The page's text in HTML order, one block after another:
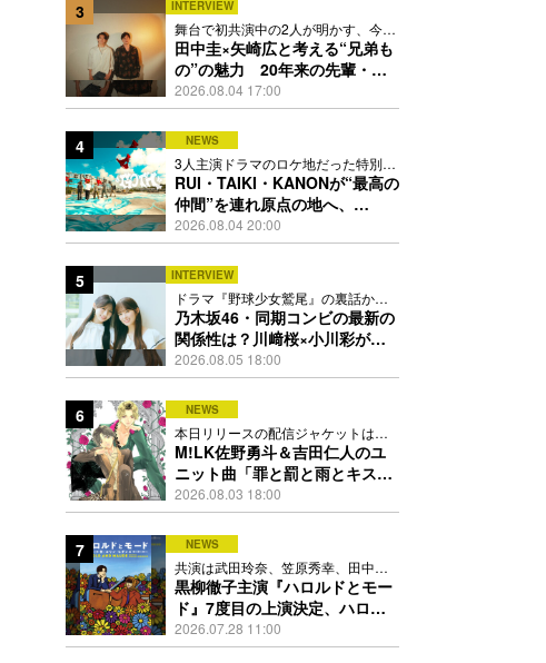
3 INTERVIEW
舞台で初共演中の2人が明かす、今の
自分をつくる恩人の存在
田中圭×矢崎広と考える“兄弟も
の”の魅力 20年来の先輩・後
輩が初めて見つけた互いの共通
点とは
2026.08.04 17:00
4 NEWS
3人主演ドラマのロケ地だった特別な
場所で撮影を敢行
RUI・TAIKI・KANONが“最高の
仲間”を連れ原点の地へ、
STARGLOW「GOTH」ダンス
映像公開
2026.08.04 20:00
5 INTERVIEW
ドラマ『野球少女鷲尾』の裏話から
隠れた素顔にたっぷり迫る
乃木坂46・同期コンビの最新の
関係性は？川﨑桜×小川彩が明
かす互いの推しポイント
2026.08.05 18:00
6 NEWS
本日リリースの配信ジャケットは
PEACH-PITが描き下ろし
M!LK佐野勇斗＆吉田仁人のユ
ニット曲「罪と罰と雨とキス」
MV公開、2人が霧雨と共に舞い
踊る
2026.08.03 18:00
7 NEWS
共演は武田玲奈、笠原秀幸、田中要
次、井川遥
黒柳徹子主演『ハロルドとモー
ド』7度目の上演決定、ハロル
ド役はKEY TO LIT岩﨑大昇
2026.07.28 11:00